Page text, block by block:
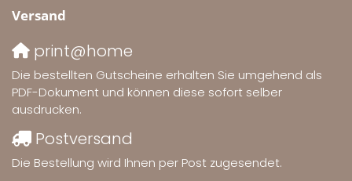
Versand
print@home
Die bestellten Gutscheine erhalten Sie umgehend als
PDF-Dokument und können diese sofort selber
ausdrucken.
Postversand
Die Bestellung wird Ihnen per Post zugesendet.